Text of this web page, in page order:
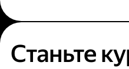
Станьте